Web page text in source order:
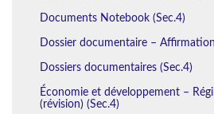
Documents Notebook (Sec.4)
Dossier documentaire –
Dossiers documentaires (Sec.4)
Économie et développement –
(révision) (Sec.4)